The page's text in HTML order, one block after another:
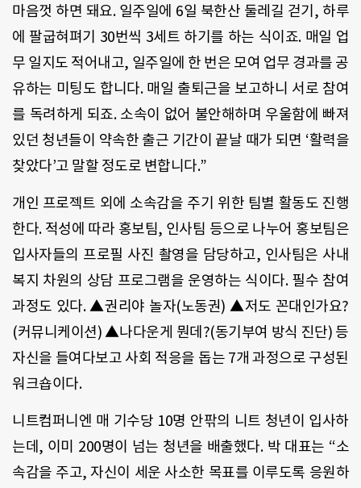
마음껏 하면 돼요. 일주일에 6일 북한산 둘레길 걷기, 하루
에 팔굽혀펴기 30번씩 3세트 하기를 하는 식이죠. 매일 업
무 일지도 적어내고, 일주일에 한 번은 모여 업무 경과를 공
유하는 미팅도 합니다. 매일 출퇴근을 보고하니 서로 참여
를 독려하게 되죠. 소속이 없어 불안해하며 우울함에 빠져
있던 청년들이 약속한 출근 기간이 끝날 때가 되면 ‘활력을
찾았다’고 말할 정도로 변합니다.”
개인 프로젝트 외에 소속감을 주기 위한 팀별 활동도 진행
한다. 적성에 따라 홍보팀, 인사팀 등으로 나누어 홍보팀은
입사자들의 프로필 사진 촬영을 담당하고, 인사팀은 사내
복지 차원의 상담 프로그램을 운영하는 식이다. 필수 참여
과정도 있다. ▲권리야 놀자(노동권) ▲저도 꼰대인가요?
(커뮤니케이션) ▲나다운게 뭔데?(동기부여 방식 진단) 등
자신을 들여다보고 사회 적응을 돕는 7개 과정으로 구성된
워크숍이다.
니트컴퍼니엔 매 기수당 10명 안팎의 니트 청년이 입사하
는데, 이미 200명이 넘는 청년을 배출했다. 박 대표는 “소
속감을 주고, 자신이 세운 사소한 목표를 이루도록 응원하